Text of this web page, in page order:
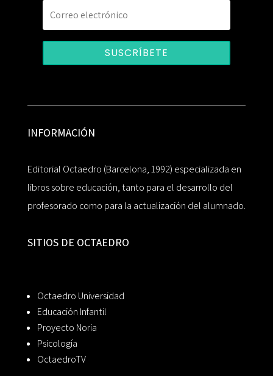
SUSCRÍBETE
INFORMACIÓN
Editorial Octaedro (Barcelona, 1992) especializada en
libros sobre educación, tanto para el desarrollo del
profesorado como para la actualización del alumnado.
SITIOS DE OCTAEDRO
Octaedro Universidad
Educación Infantil
Proyecto Noria
Psicología
OctaedroTV